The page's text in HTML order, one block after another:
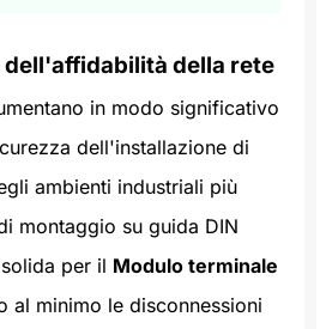
della rete
in modo significativo
dell'installazione di
ambienti industriali più
montaggio su guida DIN
per il Modulo terminale
al minimo le disconnessioni